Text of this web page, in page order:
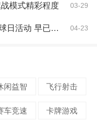
模式精彩程度 03-29
无尽的拉格朗日世界地球日活动 早已开启一周！ 04-23
闲益智 飞行射击
车竞速 卡牌游戏